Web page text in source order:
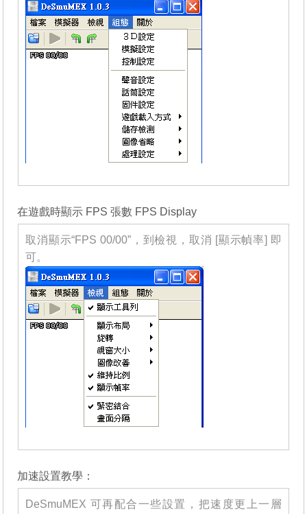
在遊戲時顯示 FPS 張數 FPS Display
取消顯示“FPS 00/00”，到檢視，取消 [顯示幀率] 即
可。
加速設置教學：
DeSmuMEX 可再配合一些設置，把速度更上一層